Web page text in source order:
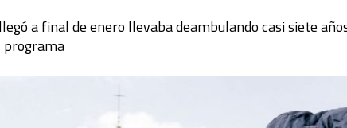
a final de enero llevaba deambulando casi siete
programa